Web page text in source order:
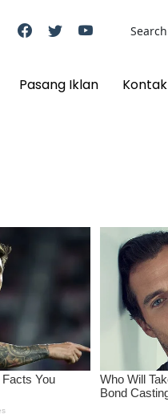
Pasang Iklan Kontak